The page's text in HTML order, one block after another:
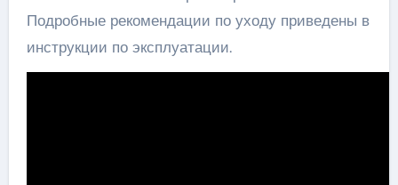
Подробные рекомендации по уходу приведены в
инструкции по эксплуатации.